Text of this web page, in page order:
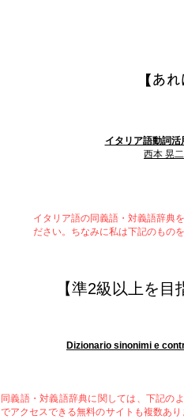
【あれ
イタリア語動詞活
西本 晃二
イタリア語の同義語・対義語辞典
ださい。ちなみに私は下記のもの
【準2級以上を目
Dizionario sinonimi e
同義語・対義語辞典に関しては、下記の
でアクセスできる無料のサイトも複数あ